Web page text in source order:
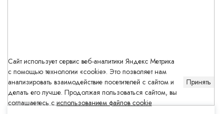
Сайт использует сервис веб-аналитики Яндекс Метрика
с помощью технологии «cookie». Это позволяет нам
анализировать взаимодействие посетителей с сайтом и
делать его лучше. Продолжая пользоваться сайтом, вы
соглашаетесь сиспользованием файлов cookie
Принять